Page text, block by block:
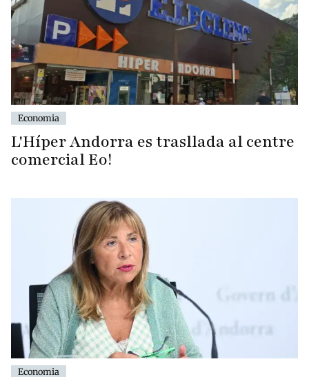
Economia
L'Híper Andorra es trasllada al centre
comercial Eo!
Economia